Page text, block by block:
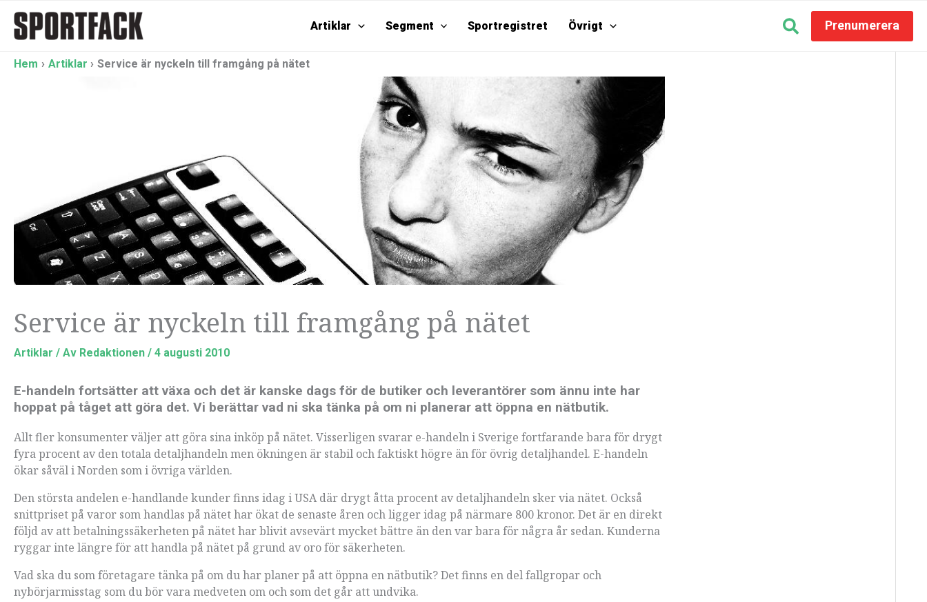
innehåll
Artiklar Segment Sportregistret Övrigt Prenumerera
Hem Artiklar Service är nyckeln till framgång på nätet
Service är nyckeln till framgång på nätet
Artiklar / Av Redaktionen / 4 augusti 2010
E-handeln fortsätter att växa och det är kanske dags för de butiker och leverantörer som ännu inte har
hoppat på tåget att göra det. Vi berättar vad ni ska tänka på om ni planerar att öppna en nätbutik.
Allt fler konsumenter väljer att göra sina inköp på nätet. Visserligen svarar e-handeln i Sverige fortfarande bara för drygt
fyra procent av den totala detaljhandeln men ökningen är stabil och faktiskt högre än för övrig detaljhandel. E-handeln
ökar såväl i Norden som i övriga världen.
Den största andelen e-handlande kunder finns idag i USA där drygt åtta procent av detaljhandeln sker via nätet. Också
snittpriset på varor som handlas på nätet har ökat de senaste åren och ligger idag på närmare 800 kronor. Det är en direkt
följd av att betalningssäkerheten på nätet har blivit avsevärt mycket bättre än den var bara för några år sedan. Kunderna
ryggar inte längre för att handla på nätet på grund av oro för säkerheten.
Vad ska du som företagare tänka på om du har planer på att öppna en nätbutik? Det finns en del fallgropar och
nybörjarmisstag som du bör vara medveten om och som det går att undvika.